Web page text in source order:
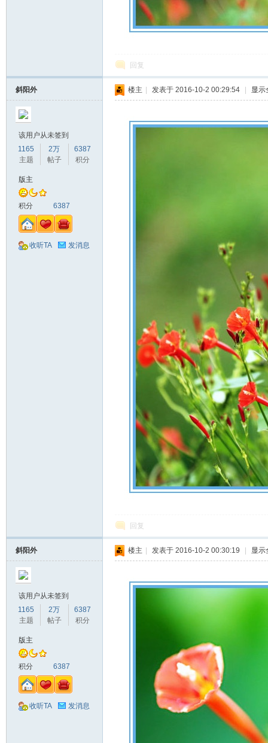
回复
斜阳外
该用户从未签到
1165
主题
2万
帖子
6387
积分
版主
积分 6387
收听TA 发消息
楼主 发表于 2016-10-2 00:29:54 显示
回复
斜阳外
该用户从未签到
1165
主题
2万
帖子
6387
积分
版主
积分 6387
收听TA 发消息
楼主 发表于 2016-10-2 00:30:19 显示